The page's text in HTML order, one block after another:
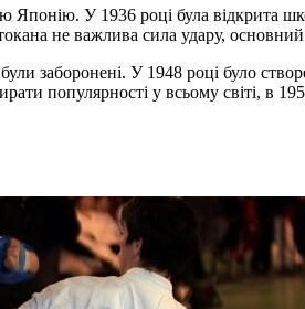
У 1936 році була відкрита
не важлива сила удару, основний
заборонені. У 1948 році було
популярності у всьому світі,